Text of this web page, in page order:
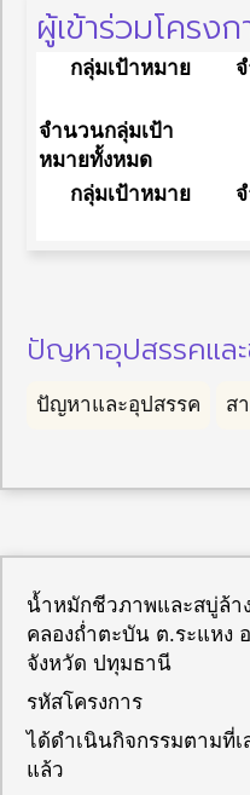
ผู้เข้าร่วมโครงก
กลุ่มเป้าหมาย
จำนวนกลุ่มเป้า
หมายทั้งหมด
กลุ่มเป้าหมาย
ปัญหาอุปสรรคแล
ปัญหาและอุปสรรค ส
น้ำหมักชีวภาพและสบู่ล้า
คลองถ่ำตะบัน ต.ระแหง
จังหวัด ปทุมธานี
รหัสโครงการ
ได้ดำเนินกิจกรรมตามที่
แล้ว